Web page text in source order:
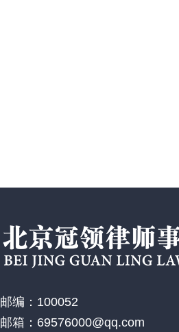
邮编：100052
邮箱：69576000@qq.com